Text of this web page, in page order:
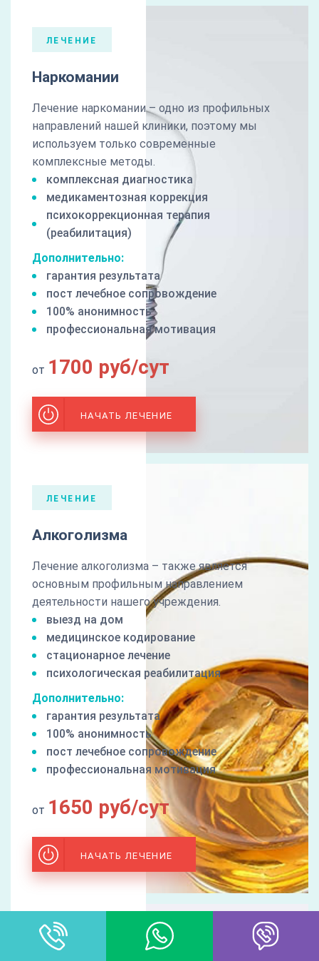
ЛЕЧЕНИЕ
Наркомании
Лечение наркомании – одно из профильных
направлений нашей клиники, поэтому мы
используем только современные
комплексные методы.
комплексная диагностика
медикаментозная коррекция
психокоррекционная терапия
(реабилитация)
Дополнительно:
гарантия результата
пост лечебное сопровождение
100% анонимность
профессиональная мотивация
от 1700 руб/сут
НАЧАТЬ ЛЕЧЕНИЕ
ЛЕЧЕНИЕ
Алкоголизма
Лечение алкоголизма – также является
основным профильным направлением
деятельности нашего учреждения.
выезд на дом
медицинское кодирование
стационарное лечение
психологическая реабилитация
Дополнительно:
гарантия результата
100% анонимность
пост лечебное сопровождение
профессиональная мотивация
от 1650 руб/сут
НАЧАТЬ ЛЕЧЕНИЕ
ЛЕЧЕНИЕ